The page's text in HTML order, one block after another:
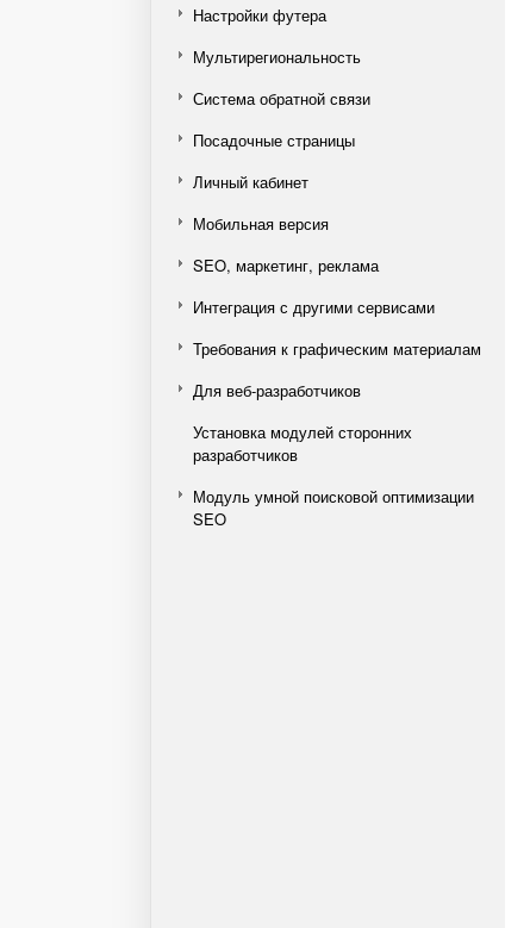
Настройки футера
Мультирегиональность
Система обратной связи
Посадочные страницы
Личный кабинет
Мобильная версия
SEO, маркетинг, реклама
Интеграция с другими сервисами
Требования к графическим материалам
Для веб-разработчиков
Установка модулей сторонних
разработчиков
Модуль умной поисковой оптимизации
SEO